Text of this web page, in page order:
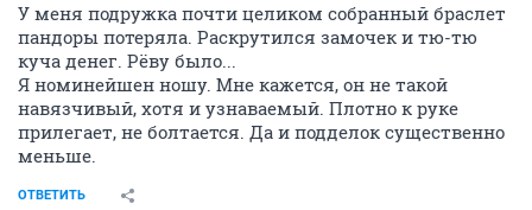
У меня подружка почти целиком собранный браслет
пандоры потеряла. Раскрутился замочек и тю-тю
куча денег. Рёву было...
Я номинейшен ношу. Мне кажется, он не такой
навязчивый, хотя и узнаваемый. Плотно к руке
прилегает, не болтается. Да и подделок существенно
меньше.
ОТВЕТИТЬ